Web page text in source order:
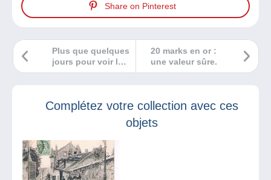
Share on Pinterest
20 marks en or :
une valeur sûre.
Plus que quelques
jours pour voir le
prime d’Affaire
Complétez votre collection avec ces
objets